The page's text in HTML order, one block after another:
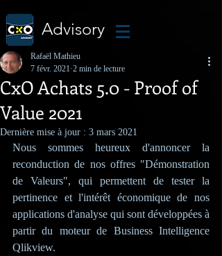
Advisory
CxO Achats 5.0 - Proof of
Value 2021
Rafaël Mathieu
7 févr. 2021 2 min de lecture
Dernière mise à jour : 3 mars 2021
Nous sommes heureux d'annoncer la
reconduction de nos offres "Démonstration
de Valeurs", qui permettent de tester la
pertinence et l'intérêt économique de nos
applications d'analyse qui sont développées à
partir du moteur de Business Intelligence
Qlikview.